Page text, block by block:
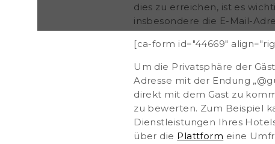
dies zu erreichen, ist es
insbesondere die E-Mail-
[ca-form id="44669"
Um die Privatsphäre der
Adresse mit der Endung
direkt mit dem Gast zu
zu bewerten. Zum Beispiel
Dienstleistungen Ihres
über die Plattform eine